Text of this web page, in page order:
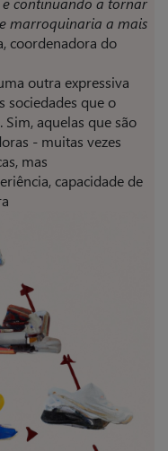
marroquinaria a mais
coordenadora do
outra expressiva
sociedades que o
aquelas que são
- muitas vezes
mas
capacidade de